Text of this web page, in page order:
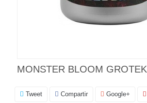
MONSTER BLOOM GROTEK
Tweet Compartir Google+